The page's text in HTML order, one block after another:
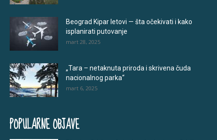
Beograd Kipar letovi — šta očekivati i kako
isplanirati putovanje
mart 28, 2025
„Tara – netaknuta priroda i skrivena čuda
nacionalnog parka“
mart 6, 2025
POPULARNE OBJAVE